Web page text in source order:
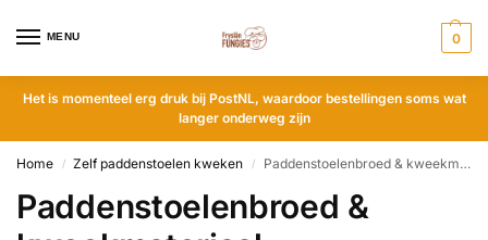
MENU 0
Het is momenteel erg druk bij PostNL, waardoor bestellingen soms wat
langer onderweg zijn
Home / Zelf paddenstoelen kweken / Paddenstoelenbroed & kweekmateriaal
Paddenstoelenbroed &